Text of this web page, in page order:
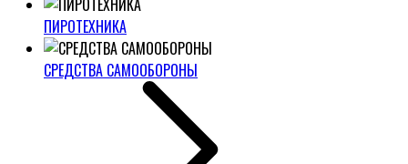
ПИРОТЕХНИКА
СРЕДСТВА САМООБОРОНЫ